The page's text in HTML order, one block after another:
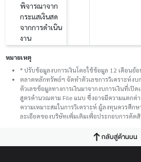
พิจารณาจาก
กระแสเงินสด
จากการดำเนิน
งาน
หมายเหตุ
* ปรับข้อมูลงบการเงินโดยใช้ข้อมูล 12 เดือนย้
ตลาดหลักทรัพย์ฯ จัดทำตัวเลขการวิเคราะห์งบ
ตัวเลขข้อมูลทางการเงินมาจากงบการเงินที่เปิ
สูตรคำนวณตาม File แนบ ซึ่งอาจมีความแตกต่
ความเหมาะสมในการวิเคราะห์ ผู้ลงทุนควรศึก
ละเอียดของบริษัทเพิ่มเติมเพื่อประกอบการตัด
กลับสู่ด้านบน